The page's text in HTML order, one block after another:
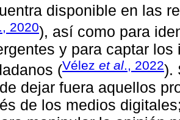
disponible en las
., 2020), así como para
y para captar
(Vélez et al., 2022).
dejar fuera aquellos
de los medios